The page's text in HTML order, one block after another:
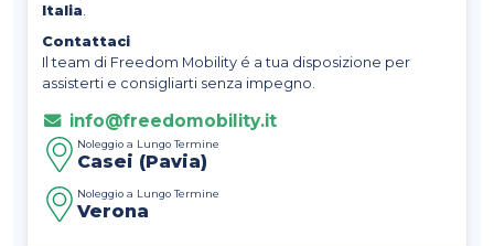
Italia
Contattaci
Il team di Freedom Mobility é a tua disposizione per
assisterti e consigliarti senza impegno.
info@freedomobility.it
Noleggio a Lungo Termine
Casei (Pavia)
Noleggio a Lungo Termine
Verona